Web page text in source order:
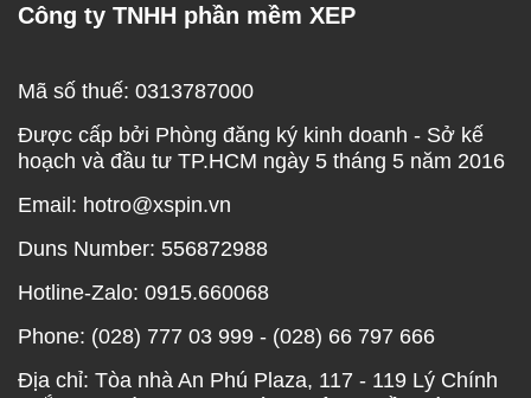
Công ty TNHH phần mềm XEP
Mã số thuế: 0313787000
Được cấp bởi Phòng đăng ký kinh doanh - Sở kế
hoạch và đầu tư TP.HCM ngày 5 tháng 5 năm 2016
Email: hotro@xspin.vn
Duns Number: 556872988
Hotline-Zalo: 0915.660068
Phone: (028) 777 03 999 - (028) 66 797 666
Địa chỉ: Tòa nhà An Phú Plaza, 117 - 119 Lý Chính